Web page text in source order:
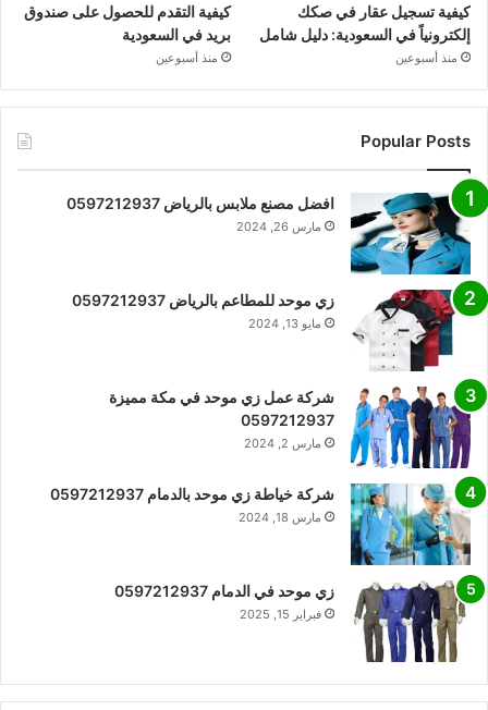
كيفية تسجيل عقار في صكك
إلكترونياً في السعودية: دليل شامل
منذ أسبوعين
كيفية التقدم للحصول على صندوق
بريد في السعودية
منذ أسبوعين
Popular Posts
افضل مصنع ملابس بالرياض 0597212937
مارس 26, 2024
زي موحد للمطاعم بالرياض 0597212937
مايو 13, 2024
شركة عمل زي موحد في مكة مميزة
0597212937
مارس 2, 2024
شركة خياطة زي موحد بالدمام 0597212937
مارس 18, 2024
زي موحد في الدمام 0597212937
فبراير 15, 2025